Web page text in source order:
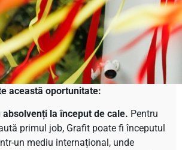
această oportunitate:
absolvenți la început de cale. Pentru
primul job, Grafit poate fi începutul
un mediu internațional, unde